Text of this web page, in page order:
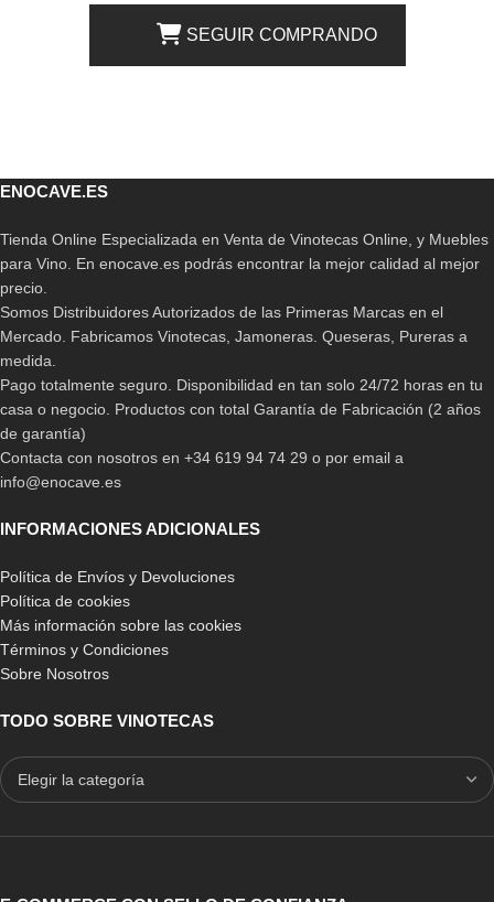
SEGUIR COMPRANDO
ENOCAVE.ES
Tienda Online Especializada en Venta de Vinotecas Online, y Muebles
para Vino. En enocave.es podrás encontrar la mejor calidad al mejor
precio.
Somos Distribuidores Autorizados de las Primeras Marcas en el
Mercado. Fabricamos Vinotecas, Jamoneras. Queseras, Pureras a
medida.
Pago totalmente seguro. Disponibilidad en tan solo 24/72 horas en tu
casa o negocio. Productos con total Garantía de Fabricación (2 años
de garantía)
Contacta con nosotros en +34 619 94 74 29 o por email a
info@enocave.es
INFORMACIONES ADICIONALES
Política de Envíos y Devoluciones
Política de cookies
Más información sobre las cookies
Términos y Condiciones
Sobre Nosotros
TODO SOBRE VINOTECAS